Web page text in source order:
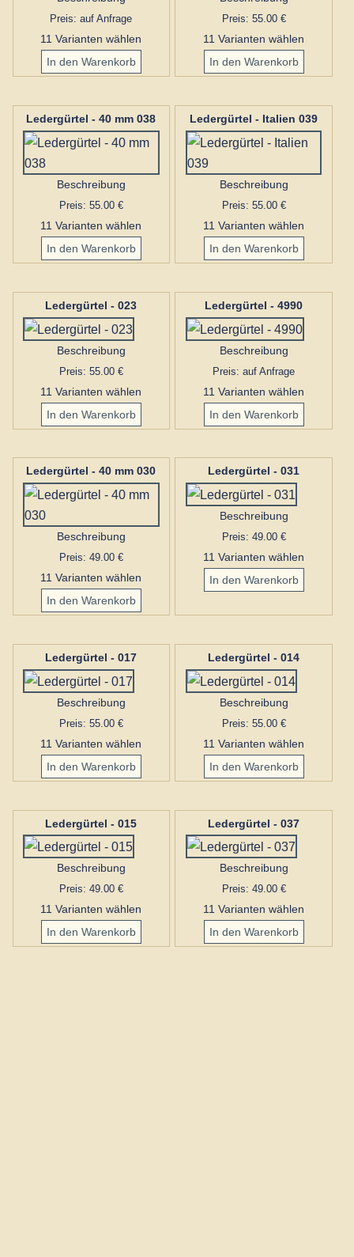
Preis: auf Anfrage
11 Varianten wählen
Preis: 55.00 €
11 Varianten wählen
Ledergürtel - 40 mm 038
Beschreibung
Preis: 55.00 €
11 Varianten wählen
Ledergürtel - Italien 039
Beschreibung
Preis: 55.00 €
11 Varianten wählen
Ledergürtel - 023
Beschreibung
Preis: 55.00 €
11 Varianten wählen
Ledergürtel - 4990
Beschreibung
Preis: auf Anfrage
11 Varianten wählen
Ledergürtel - 40 mm 030
Beschreibung
Preis: 49.00 €
11 Varianten wählen
Ledergürtel - 031
Beschreibung
Preis: 49.00 €
11 Varianten wählen
Ledergürtel - 017
Beschreibung
Preis: 55.00 €
11 Varianten wählen
Ledergürtel - 014
Beschreibung
Preis: 55.00 €
11 Varianten wählen
Ledergürtel - 015
Beschreibung
Preis: 49.00 €
11 Varianten wählen
Ledergürtel - 037
Beschreibung
Preis: 49.00 €
11 Varianten wählen